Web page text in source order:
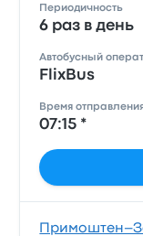
Периодичность
6 раз в день
Автобусный
FlixBus
Время
07:15 *